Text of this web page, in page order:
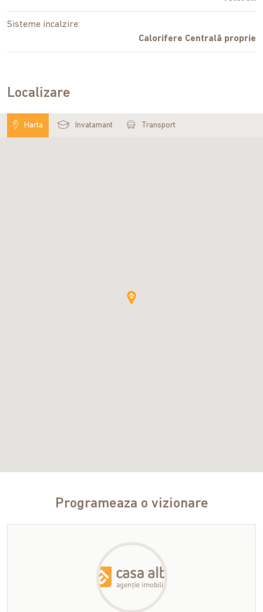
Sisteme incalzire:
Calorifere Centrală proprie
Localizare
Harta Invatamant Transport
Programeaza o vizionare